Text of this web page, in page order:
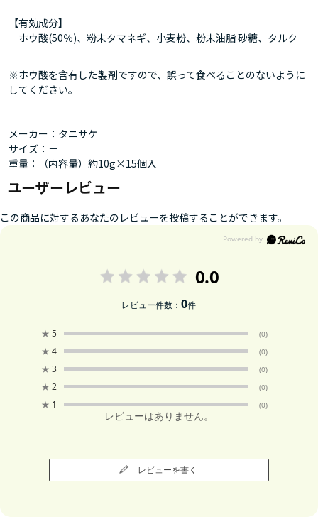
【有効成分】
ホウ酸(50％)、粉末タマネギ、小麦粉、粉末油脂 砂糖、タルク
※ホウ酸を含有した製剤ですので、誤って食べることのないように
してください。
メーカー：タニサケ
サイズ：－
重量：（内容量）約10g×15個入
ユーザーレビュー
この商品に対するあなたのレビューを投稿することができます。
0.0
レビュー件数：0件
★ 5 (0)
★ 4 (0)
★ 3 (0)
★ 2 (0)
★ 1 (0)
レビューはありません。
レビューを書く